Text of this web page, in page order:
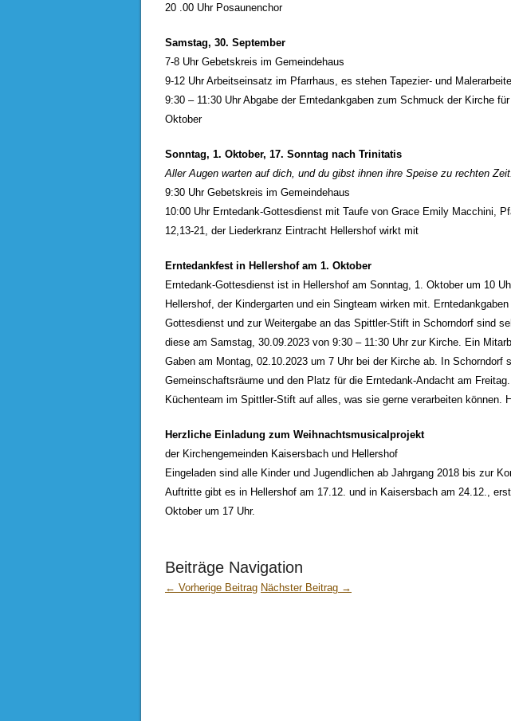
20 .00 Uhr Posaunenchor
Samstag, 30. September
7-8 Uhr Gebetskreis im Gemeindehaus
9-12 Uhr Arbeitseinsatz im Pfarrhaus, es stehen Tapezier- und
9:30 – 11:30 Uhr Abgabe der Erntedankgaben zum Schmuck der Kirche
Oktober
Sonntag, 1. Oktober, 17. Sonntag nach Trinitatis
Aller Augen warten auf dich, und du gibst ihnen ihre Speise zu rechten
9:30 Uhr Gebetskreis im Gemeindehaus
10:00 Uhr Erntedank-Gottesdienst mit Taufe von Grace Emily Macchini,
12,13-21, der Liederkranz Eintracht Hellershof wirkt mit
Erntedankfest in Hellershof am 1. Oktober
Erntedank-Gottesdienst ist in Hellershof am Sonntag, 1. Oktober um 10
Hellershof, der Kindergarten und ein Singteam wirken mit.
Gottesdienst und zur Weitergabe an das Spittler-Stift in Schorndorf sind
diese am Samstag, 30.09.2023 von 9:30 – 11:30 Uhr zur Kirche. Ein
Gaben am Montag, 02.10.2023 um 7 Uhr bei der Kirche ab. In Schorndorf
Gemeinschaftsräume und den Platz für die Erntedank-Andacht am
Küchenteam im Spittler-Stift auf alles, was sie gerne verarbeiten können.
Herzliche Einladung zum Weihnachtsmusicalprojekt
der Kirchengemeinden Kaisersbach und Hellershof
Eingeladen sind alle Kinder und Jugendlichen ab Jahrgang 2018 bis zur
Auftritte gibt es in Hellershof am 17.12. und in Kaisersbach am 24.12.,
Oktober um 17 Uhr.
Beiträge Navigation
← Vorherige Beitrag Nächster Beitrag →